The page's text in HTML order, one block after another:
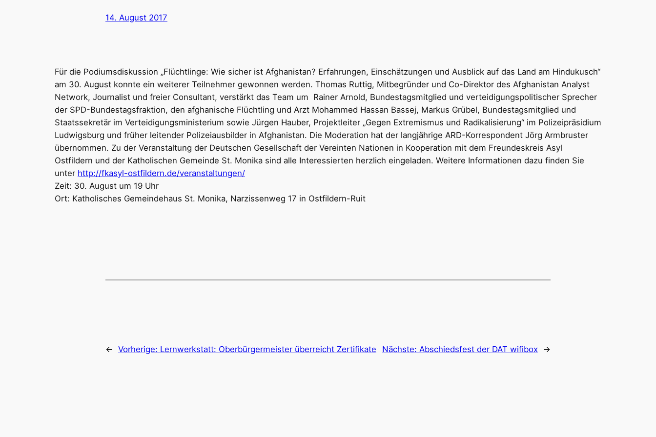
14. August 2017
Für die Podiumsdiskussion „Flüchtlinge: Wie sicher ist Afghanistan? Erfahrungen, Einschätzungen und Ausblick auf das Land am Hindukusch“
am 30. August konnte ein weiterer Teilnehmer gewonnen werden. Thomas Ruttig, Mitbegründer und Co-Direktor des Afghanistan Analyst
Network, Journalist und freier Consultant, verstärkt das Team um Rainer Arnold, Bundestagsmitglied und verteidigungspolitischer Sprecher
der SPD-Bundestagsfraktion, den afghanische Flüchtling und Arzt Mohammed Hassan Bassej, Markus Grübel, Bundestagsmitglied und
Staatssekretär im Verteidigungsministerium sowie Jürgen Hauber, Projektleiter „Gegen Extremismus und Radikalisierung“ im Polizeipräsidium
Ludwigsburg und früher leitender Polizeiausbilder in Afghanistan. Die Moderation hat der langjährige ARD-Korrespondent Jörg Armbruster
übernommen. Zu der Veranstaltung der Deutschen Gesellschaft der Vereinten Nationen in Kooperation mit dem Freundeskreis Asyl
Ostfildern und der Katholischen Gemeinde St. Monika sind alle Interessierten herzlich eingeladen. Weitere Informationen dazu finden Sie
unter http://fkasyl-ostfildern.de/veranstaltungen/
Zeit: 30. August um 19 Uhr
Ort: Katholisches Gemeindehaus St. Monika, Narzissenweg 17 in Ostfildern-Ruit
← Vorherige: Lernwerkstatt: Oberbürgermeister überreicht Zertifikate Nächste: Abschiedsfest der DAT wifibox →